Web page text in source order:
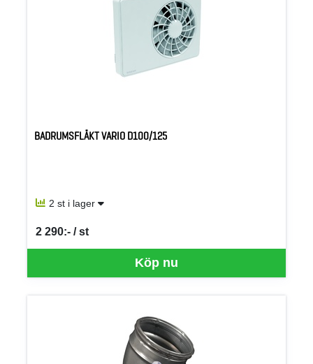
BADRUMSFLÄKT VARIO D100/125
2 st i lager
Köp nu
2 290:- / st
SEK per ST